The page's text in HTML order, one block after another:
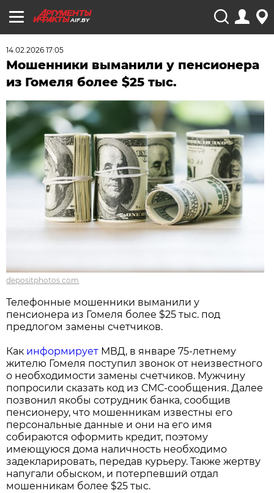
AIF.BY
14.02.2026 17:05
Мошенники выманили у пенсионера
из Гомеля более $25 тыс.
depositphotos.com
Телефонные мошенники выманили у
пенсионера из Гомеля более $25 тыс. под
предлогом замены счетчиков.
Как информирует МВД, в январе 75-летнему
жителю Гомеля поступил звонок от неизвестного
о необходимости замены счетчиков. Мужчину
попросили сказать код из СМС-сообщения. Далее
позвонил якобы сотрудник банка, сообщив
пенсионеру, что мошенникам известны его
персональные данные и они на его имя
собираются оформить кредит, поэтому
имеющуюся дома наличность необходимо
задекларировать, передав курьеру. Также жертву
напугали обыском, и потерпевший отдал
мошенникам более $25 тыс.